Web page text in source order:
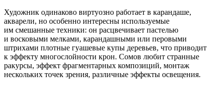
Художник одинаково виртуозно работает в карандаше,
акварели, но особенно интересны используемые
им смешанные техники: он расцвечивает пастелью
и восковыми мелками, карандашными или перовыми
штрихами плотные гуашевые купы деревьев, что приводит
к эффекту многослойности крон. Сомов любит странные
ракурсы, эффект фрагментарных композиций, монтаж
нескольких точек зрения, различные эффекты освещения.